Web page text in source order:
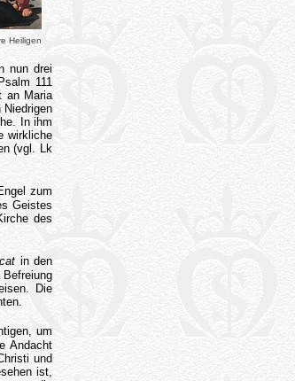
Heiligen
nun drei
111
an Maria
In ihm
wirkliche
(vgl. Lk
zum
Geistes
des
in den
Die
um
Andacht
und
ist,